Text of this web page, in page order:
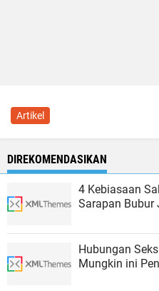
Artikel
DIREKOMENDASIKAN
4 Kebiasaan
Sarapan Bubur
Hubungan
Mungkin ini